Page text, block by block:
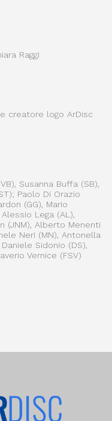
Raggi
creatore logo ArDisc
Susanna Buffa (SB),
Paolo Di Orazio
(GG), Mario
Lega (AL),
(JNM), Alberto Menenti
Neri (MN), Antonella
Sidonio (DS),
Vernice (FSV)